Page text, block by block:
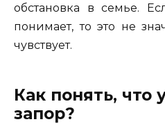
обстановка в семье.
понимает, то это не
чувствует.
Как понять, что
запор?